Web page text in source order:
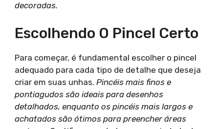
decoradas.
Escolhendo O Pincel Certo
Para começar, é fundamental escolher o pincel
adequado para cada tipo de detalhe que deseja
criar em suas unhas. Pincéis mais finos e
pontiagudos são ideais para desenhos
detalhados, enquanto os pincéis mais largos e
achatados são ótimos para preencher áreas